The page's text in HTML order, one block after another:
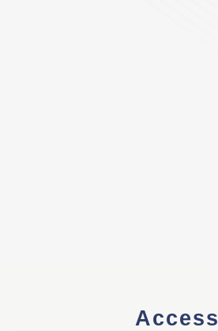
Access